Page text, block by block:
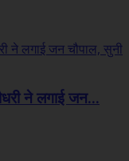
ने लगाई जन...